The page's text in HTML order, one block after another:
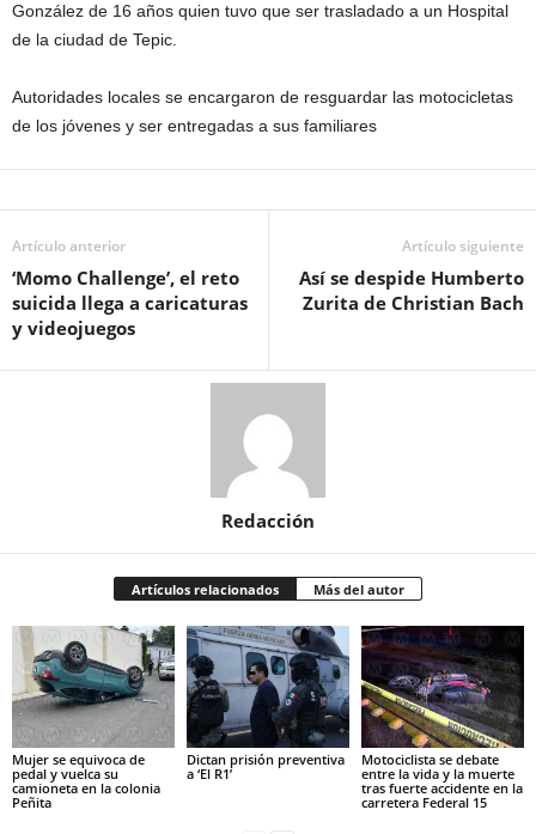
González de 16 años quien tuvo que ser trasladado a un Hospital
de la ciudad de Tepic.
Autoridades locales se encargaron de resguardar las motocicletas
de los jóvenes y ser entregadas a sus familiares
Artículo anterior
‘Momo Challenge’, el reto
suicida llega a caricaturas
y videojuegos
Artículo siguiente
Así se despide Humberto
Zurita de Christian Bach
Redacción
Artículos relacionados Más del autor
Mujer se equivoca de
pedal y vuelca su
camioneta en la colonia
Peñita
Dictan prisión preventiva
a ‘El R1’
Motociclista se debate
entre la vida y la muerte
tras fuerte accidente en la
carretera Federal 15